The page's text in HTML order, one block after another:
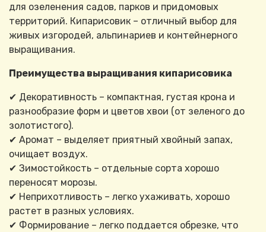
для озеленения садов, парков и придомовых
территорий. Кипарисовик – отличный выбор для
живых изгородей, альпинариев и контейнерного
выращивания.
Преимущества выращивания кипарисовика
✔ Декоративность – компактная, густая крона и
разнообразие форм и цветов хвои (от зеленого до
золотистого).
✔ Аромат – выделяет приятный хвойный запах,
очищает воздух.
✔ Зимостойкость – отдельные сорта хорошо
переносят морозы.
✔ Неприхотливость – легко ухаживать, хорошо
растет в разных условиях.
✔ Формирование – легко поддается обрезке, что